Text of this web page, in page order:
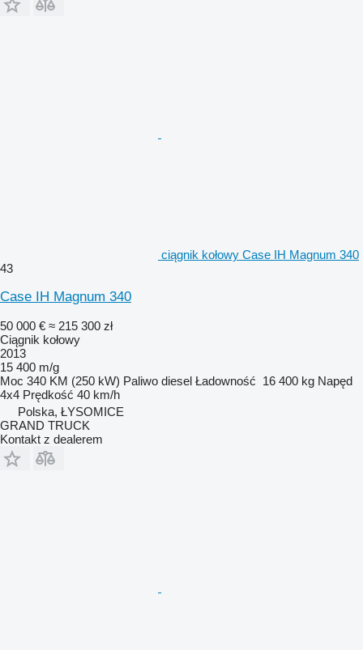
ciągnik kołowy Case IH Magnum 340
43
Case IH Magnum 340
50 000 € ≈ 215 300 zł
Ciągnik kołowy
2013
15 400 m/g
Moc 340 KM (250 kW) Paliwo diesel Ładowność 16 400 kg Napęd
4x4 Prędkość 40 km/h
Polska, ŁYSOMICE
GRAND TRUCK
Kontakt z dealerem